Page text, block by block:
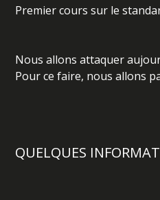
Premier cours sur le
Nous allons attaquer
Pour ce faire, nous allons
QUELQUES